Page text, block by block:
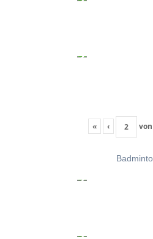
« ‹ von